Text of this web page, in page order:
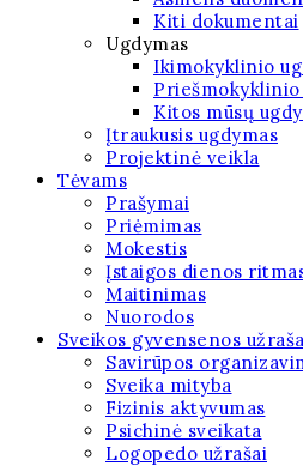
Kiti dokumentai
Ugdymas
Ikimokyklinio
Kitos mūsų
Įtraukusis ugdymas
Projektinė veikla
Tėvams
Prašymai
Priėmimas
Mokestis
Įstaigos dienos
Maitinimas
Nuorodos
Sveikos gyvensenos
Savirūpos
Sveika mityba
Fizinis aktyvumas
Psichinė sveikata
Logopedo užrašai